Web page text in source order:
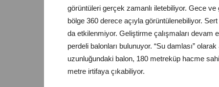
görüntüleri gerçek zamanlı iletebiliyor. Gece
bölge 360 derece açıyla görüntülenebiliyor.
da etkilenmiyor. Geliştirme çalışmaları devam
perdeli balonları bulunuyor. “Su damlası”
uzunluğundaki balon, 180 metreküp hacme
metre irtifaya çıkabiliyor.